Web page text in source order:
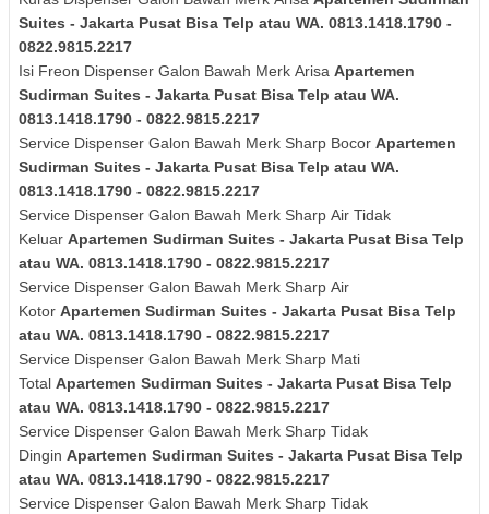
Suites - Jakarta Pusat Bisa Telp atau WA. 0813.1418.1790 -
0822.9815.2217
Isi Freon Dispenser Galon Bawah Merk Arisa Apartemen
Sudirman Suites - Jakarta Pusat Bisa Telp atau WA.
0813.1418.1790 - 0822.9815.2217
Service Dispenser Galon Bawah Merk Sharp Bocor Apartemen
Sudirman Suites - Jakarta Pusat Bisa Telp atau WA.
0813.1418.1790 - 0822.9815.2217
Service Dispenser Galon Bawah Merk Sharp Air Tidak
Keluar Apartemen Sudirman Suites - Jakarta Pusat Bisa Telp
atau WA. 0813.1418.1790 - 0822.9815.2217
Service Dispenser Galon Bawah Merk Sharp Air
Kotor Apartemen Sudirman Suites - Jakarta Pusat Bisa Telp
atau WA. 0813.1418.1790 - 0822.9815.2217
Service Dispenser Galon Bawah Merk Sharp Mati
Total Apartemen Sudirman Suites - Jakarta Pusat Bisa Telp
atau WA. 0813.1418.1790 - 0822.9815.2217
Service Dispenser Galon Bawah Merk Sharp Tidak
Dingin Apartemen Sudirman Suites - Jakarta Pusat Bisa Telp
atau WA. 0813.1418.1790 - 0822.9815.2217
Service Dispenser Galon Bawah Merk Sharp Tidak